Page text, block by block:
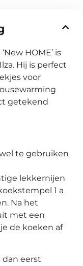
HOME’ is
Hij is perfect
voor
getekend
te gebruiken
lekkernijen
1 a
Na het
met een
de koeken af
dan eerst